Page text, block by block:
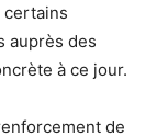
certains
auprès des
à ce jour.
de